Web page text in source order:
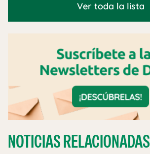
Ver toda la lista
NOTICIAS RELACIONADAS